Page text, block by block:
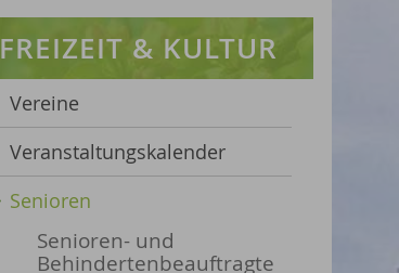
FREIZEIT & KULTUR
Vereine
Veranstaltungskalender
Senioren
Senioren- und
Behindertenbeauftragte